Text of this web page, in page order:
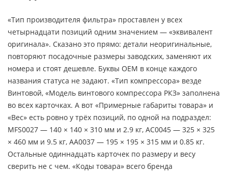
«Тип производителя фильтра» проставлен у всех
четырнадцати позиций одним значением — «эквивалент
оригинала». Сказано это прямо: детали неоригинальные,
повторяют посадочные размеры заводских, заменяют их
номера и стоят дешевле. Буквы OEM в конце каждого
названия статуса не задают. «Тип компрессора» везде
Винтовой, «Модель винтового компрессора РКЗ» заполнена
во всех карточках. А вот «Примерные габариты товара» и
«Вес» есть ровно у трёх позиций, по одной на подраздел:
MFS0027 — 140 × 140 × 310 мм и 2.9 кг, АС0045 — 325 × 325
× 460 мм и 9.5 кг, АA0037 — 195 × 195 × 315 мм и 0.85 кг.
Остальные одиннадцать карточек по размеру и весу
сверить не с чем. «Коды товара» всего бренда